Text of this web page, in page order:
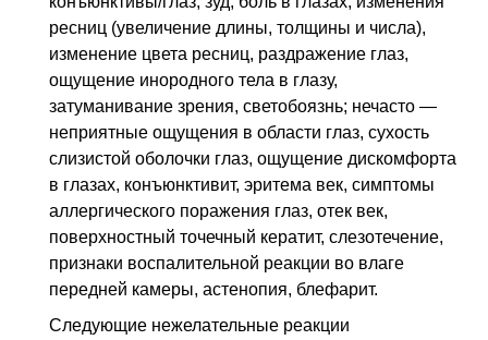
ресниц (увеличение длины, толщины и числа),
изменение цвета ресниц, раздражение глаз,
ощущение инородного тела в глазу,
затуманивание зрения, светобоязнь; нечасто —
неприятные ощущения в области глаз, сухость
слизистой оболочки глаз, ощущение дискомфорта
в глазах, конъюнктивит, эритема век, симптомы
аллергического поражения глаз, отек век,
поверхностный точечный кератит, слезотечение,
признаки воспалительной реакции во влаге
передней камеры, астенопия, блефарит.
Следующие нежелательные реакции